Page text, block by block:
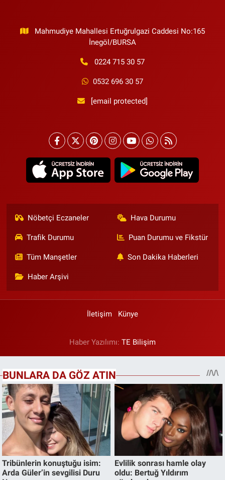
Mahmudiye Mahallesi Ertuğrulgazi Caddesi No:165
İnegöl/BURSA
0224 715 30 57
0532 696 30 57
[email protected]
Nöbetçi Eczaneler Hava Durumu
Trafik Durumu Puan Durumu ve Fikstür
Tüm Manşetler Son Dakika Haberleri
Haber Arşivi
İletişim Künye
Haber Yazılımı: TE Bilişim